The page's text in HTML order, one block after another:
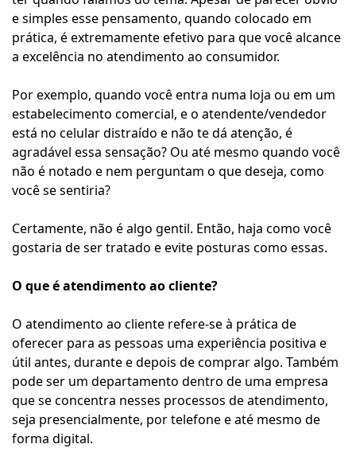
e simples esse pensamento, quando colocado em
prática, é extremamente efetivo para que você alcance
a excelência no atendimento ao consumidor.
Por exemplo, quando você entra numa loja ou em um
estabelecimento comercial, e o atendente/vendedor
está no celular distraído e não te dá atenção, é
agradável essa sensação? Ou até mesmo quando você
não é notado e nem perguntam o que deseja, como
você se sentiria?
Certamente, não é algo gentil. Então, haja como você
gostaria de ser tratado e evite posturas como essas.
O que é atendimento ao cliente?
O atendimento ao cliente refere-se à prática de
oferecer para as pessoas uma experiência positiva e
útil antes, durante e depois de comprar algo. Também
pode ser um departamento dentro de uma empresa
que se concentra nesses processos de atendimento,
seja presencialmente, por telefone e até mesmo de
forma digital.